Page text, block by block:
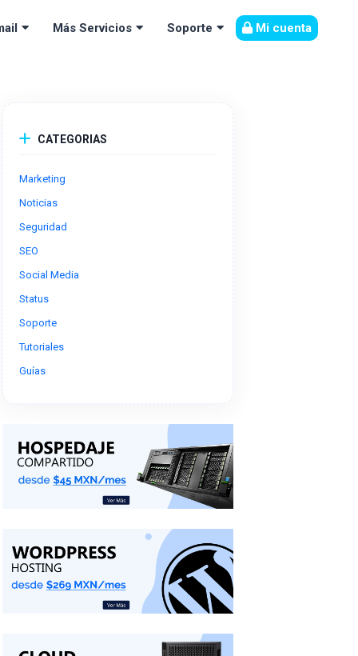
Más Servicios Soporte Mi cuenta
CATEGORIAS
Marketing
Noticias
Seguridad
SEO
Social Media
Status
Soporte
Tutoriales
Guías